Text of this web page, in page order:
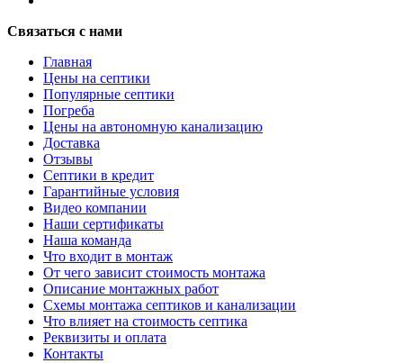
Связаться с нами
Главная
Цены на септики
Популярные септики
Погреба
Цены на автономную канализацию
Доставка
Отзывы
Септики в кредит
Гарантийные условия
Видео компании
Наши сертификаты
Наша команда
Что входит в монтаж
От чего зависит стоимость монтажа
Описание монтажных работ
Схемы монтажа септиков и канализации
Что влияет на стоимость септика
Реквизиты и оплата
Контакты